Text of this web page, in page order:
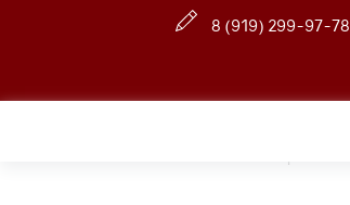
8 (919) 299-97-78